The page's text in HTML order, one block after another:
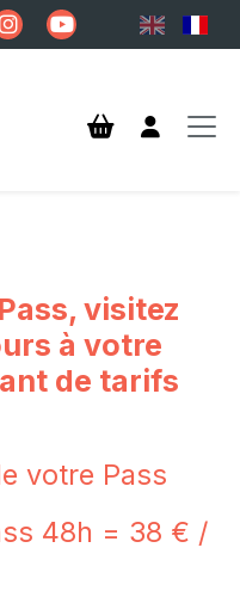
visitez
à votre
de tarifs
votre Pass
48h = 38 € /